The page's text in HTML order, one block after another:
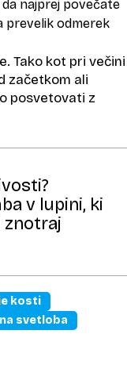
najprej povečate
prevelik odmerek
Tako kot pri večini
začetkom ali
posvetovati z
v lupini, ki
znotraj
kosti
svetloba